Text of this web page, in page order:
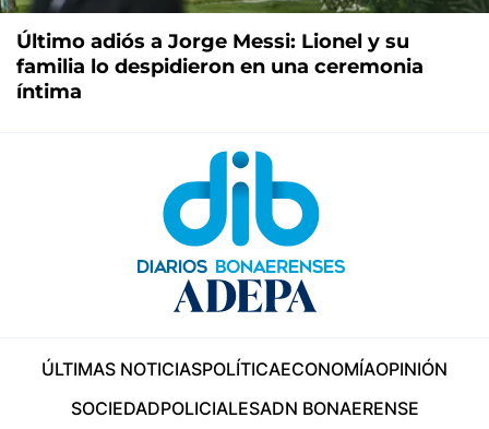
Último adiós a Jorge Messi: Lionel y su
familia lo despidieron en una ceremonia
íntima
ÚLTIMAS NOTICIASPOLÍTICAECONOMÍAOPINIÓN
SOCIEDADPOLICIALESADN BONAERENSE